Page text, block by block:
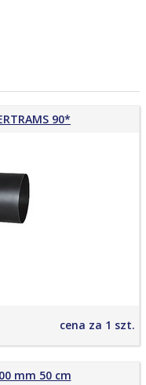
90*
cena za 1 szt.
mm 50 cm